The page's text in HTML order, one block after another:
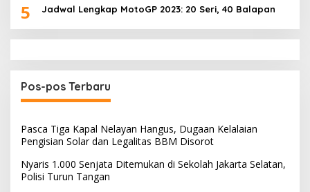
5 Jadwal Lengkap MotoGP 2023: 20 Seri, 40 Balapan
Pos-pos Terbaru
Pasca Tiga Kapal Nelayan Hangus, Dugaan Kelalaian
Pengisian Solar dan Legalitas BBM Disorot
Nyaris 1.000 Senjata Ditemukan di Sekolah Jakarta Selatan,
Polisi Turun Tangan